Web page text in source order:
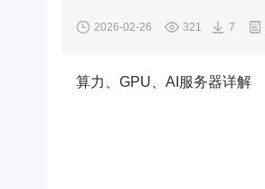
2026-02-26 321 7
算力、GPU、AI服务器详解